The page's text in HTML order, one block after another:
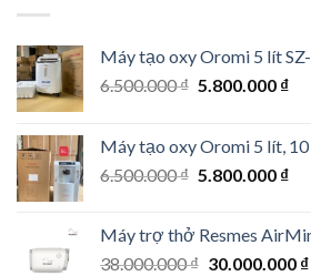
Máy tạo oxy Oromi 5 lít
6.500.000₫ Original
6.500.000 ₫.
5.800.000 ₫
Máy tạo oxy Oromi 5 lít,
6.500.000₫ Original
6.500.000 ₫.
5.800.000 ₫
Máy trợ thở Resmes
38.000.000₫ Original
30.000.000 ₫